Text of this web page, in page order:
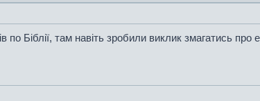
по Біблії, там навіть зробили виклик змагатись про